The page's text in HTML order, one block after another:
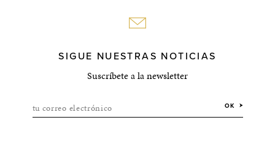
SIGUE NUESTRAS NOTICIAS
Suscríbete a la newsletter
tu correo electrónico OK